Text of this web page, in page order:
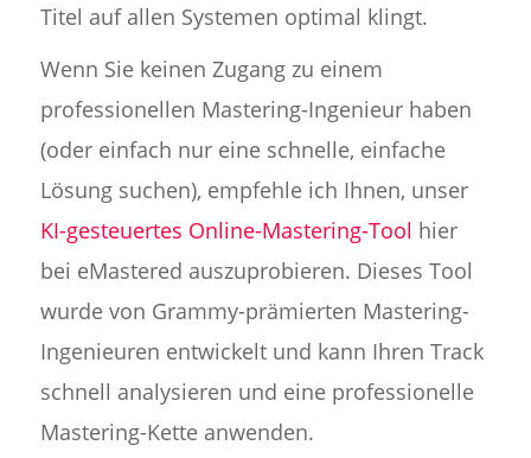
Titel auf allen Systemen optimal klingt.
Wenn Sie keinen Zugang zu einem
professionellen Mastering-Ingenieur haben
(oder einfach nur eine schnelle, einfache
Lösung suchen), empfehle ich Ihnen, unser
KI-gesteuertes Online-Mastering-Tool hier
bei eMastered auszuprobieren. Dieses Tool
wurde von Grammy-prämierten Mastering-
Ingenieuren entwickelt und kann Ihren Track
schnell analysieren und eine professionelle
Mastering-Kette anwenden.